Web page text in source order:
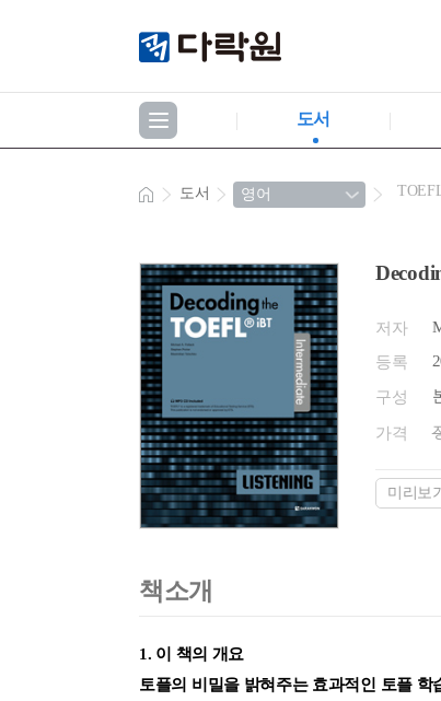
도서
도서
저자
등록
구성
가격
미리보기
책소개
1. 이 책의 개요
토플의 비밀을 밝혀주는 효과적인 토플 학